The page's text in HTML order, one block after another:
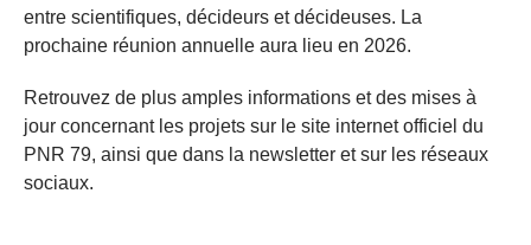
entre scientifiques, décideurs et décideuses. La
prochaine réunion annuelle aura lieu en 2026.
Retrouvez de plus amples informations et des mises à
jour concernant les projets sur le site internet officiel du
PNR 79, ainsi que dans la newsletter et sur les réseaux
sociaux.